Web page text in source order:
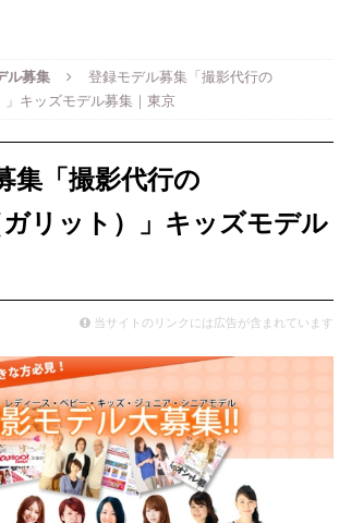
ル募集
登録モデル募集「撮影代行の
キッズモデル募集｜東京
集「撮影代行の
リット）」キッズモデル
当サイトのリンクには広告が含まれています